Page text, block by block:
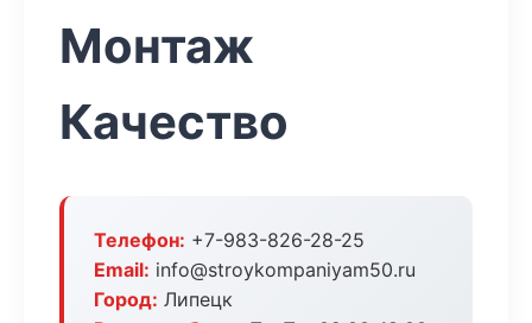
Монтаж
Качество
Телефон: +7-983-826-28-25
Email: info@stroykompaniyam50.ru
Город: Липецк